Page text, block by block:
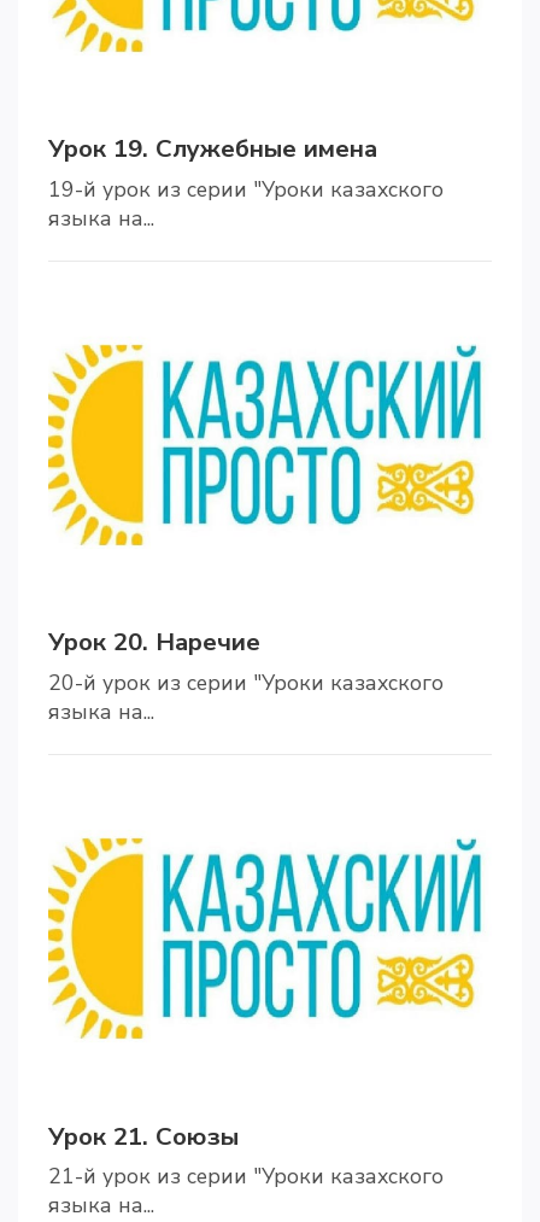
Урок 19. Служебные имена
19-й урок из серии "Уроки казахского
языка на...
Урок 20. Наречие
20-й урок из серии "Уроки казахского
языка на...
Урок 21. Союзы
21-й урок из серии "Уроки казахского
языка на...